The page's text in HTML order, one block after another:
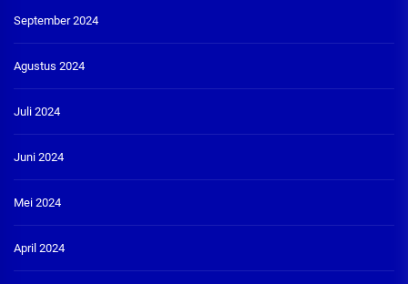
September 2024
Agustus 2024
Juli 2024
Juni 2024
Mei 2024
April 2024